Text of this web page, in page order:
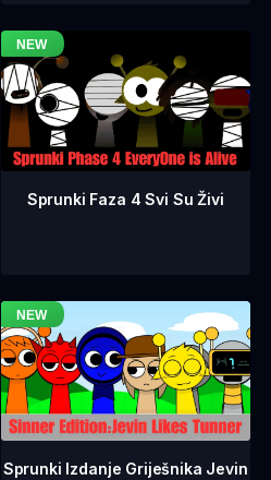
Sprunki Faza 4 Svi Su Živi
Sprunki Izdanje Griješnika Jevin